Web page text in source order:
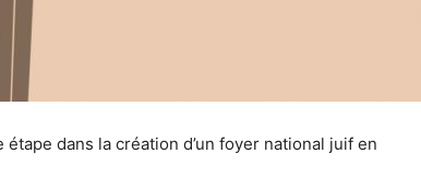
dans la création d’un foyer national juif en